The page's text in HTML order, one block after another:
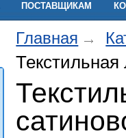
ПОСТАВЩИКАМ
Главная